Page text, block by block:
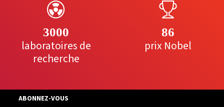
3000
laboratoires de
recherche
86
prix Nobel
ABONNEZ-VOUS